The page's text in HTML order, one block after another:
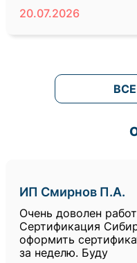
20.07.2026
ИП Смирнов П.А.
Очень доволен
Сертификация
оформить
за неделю. Буду